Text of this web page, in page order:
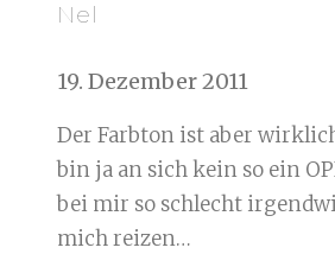
Nel
19. Dezember 2011
Der Farbton ist aber
bin ja an sich kein so ein
bei mir so schlecht
mich reizen…